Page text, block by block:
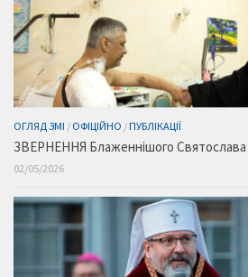
ОГЛЯД ЗМІ / ОФІЦІЙНО /ПУБЛІКАЦІЇ
ЗВЕРНЕННЯ Блаженнішого Святослава
02/05/2026